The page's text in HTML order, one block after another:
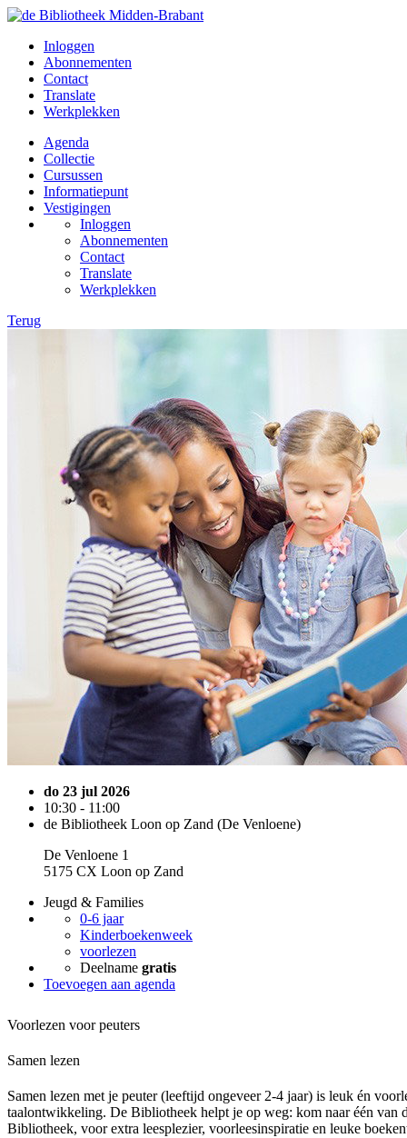
Inloggen
Abonnementen
Contact
Translate
Werkplekken
Agenda
Collectie
Cursussen
Informatiepunt
Vestigingen
Inloggen
Abonnementen
Contact
Translate
Werkplekken
Terug
do 23 jul 2026
10:30 - 11:00
de Bibliotheek Loon op Zand (De Venloene)
De Venloene 1
5175 CX Loon op Zand
Jeugd & Families
0-6 jaar
Kinderboekenweek
voorlezen
Deelname gratis
Toevoegen aan agenda
Voorlezen voor peuters
Samen lezen
Samen lezen met je peuter (leeftijd ongeveer 2-4 jaar) is leuk én
taalontwikkeling. De Bibliotheek helpt je op weg: kom naar één van
Bibliotheek, voor extra leesplezier, voorleesinspiratie en leuke